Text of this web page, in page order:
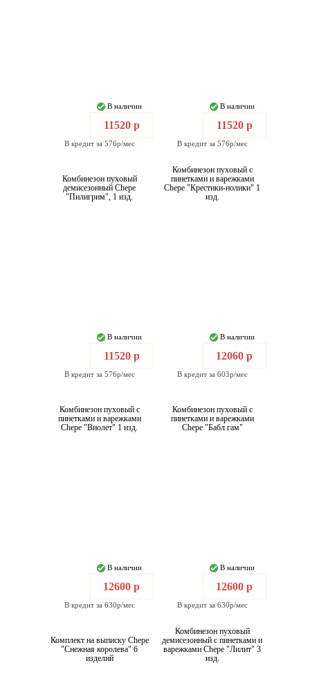
В наличии
11520 р
В кредит за 576р/мес
В наличии
11520 р
В кредит за 576р/мес
Комбинезон пуховый
демисезонный Chepe
"Пилигрим", 1 изд.
В наличии
11520 р
В кредит за 576р/мес
Комбинезон пуховый с
пинетками и варежками
Chepe "Крестики-нолики" 1
изд.
В наличии
12060 р
В кредит за 603р/мес
Комбинезон пуховый с
пинетками и варежками
Chepe "Виолет" 1 изд.
В наличии
12600 р
В кредит за 630р/мес
Комбинезон пуховый с
пинетками и варежками
Chepe "Бабл гам"
В наличии
12600 р
В кредит за 630р/мес
Комплект на выписку Chepe
"Снежная королева" 6
изделий
Комбинезон пуховый
демисезонный с пинетками и
варежками Chepe "Лилит" 3
изд.